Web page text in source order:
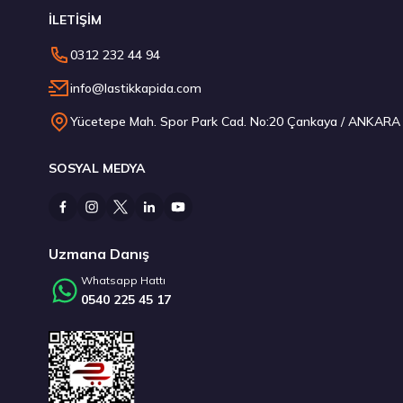
Pirelli 255/40R20 101W XL T0 Winter Sottozero 3 PNCS
9.611,25 ₺
Kumho 235/50R20 104V XL WinterCraft WP52+ Kış 2025
12.760,00 ₺
İLETİŞİM
0312 232 44 94
info@lastikkapida.com
Yücetepe Mah. Spor Park Cad. No:20 Çankaya / ANKARA
SOSYAL MEDYA
Uzmana Danış
Whatsapp Hattı
0540 225 45 17